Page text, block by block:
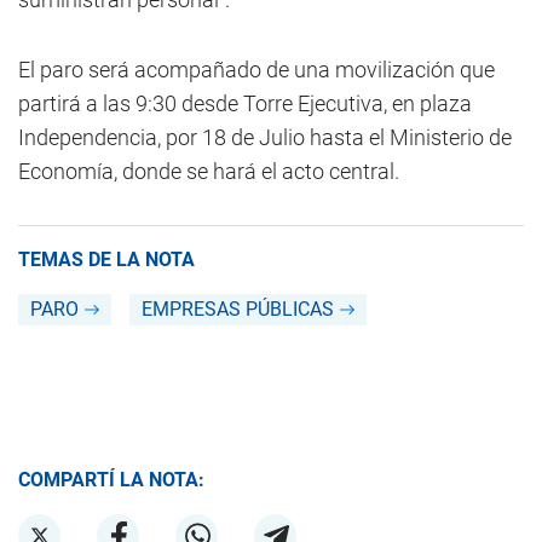
El paro será acompañado de una movilización que
partirá a las 9:30 desde Torre Ejecutiva, en plaza
Independencia, por 18 de Julio hasta el Ministerio de
Economía, donde se hará el acto central.
TEMAS DE LA NOTA
PARO EMPRESAS PÚBLICAS
COMPARTÍ LA NOTA: